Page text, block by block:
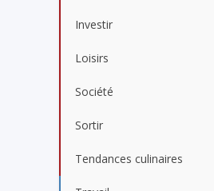
Investir
Loisirs
Société
Sortir
Tendances culinaires